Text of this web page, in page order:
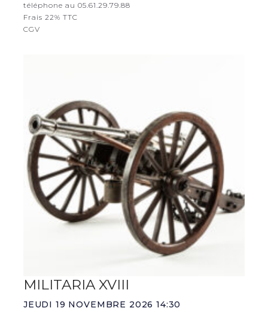
téléphone au 05.61.29.79.88
Frais 22% TTC
CGV
MILITARIA XVIII
JEUDI 19 NOVEMBRE 2026 14:30